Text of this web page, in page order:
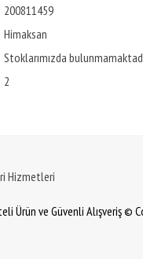
200811459
Himaksan
Stoklarımızda
2
Hizmetleri
Ürün ve Güvenli Alışveriş ©